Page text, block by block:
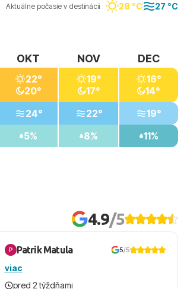
Aktuálne počasie v destinácii 28 °C 27 °C
OKT
22°
20°
24°
5%
NOV
19°
17°
22°
8%
DEC
16°
14°
19°
11%
4.9/5
Patrik Matula 5/5
viac
pred 2 týždňami